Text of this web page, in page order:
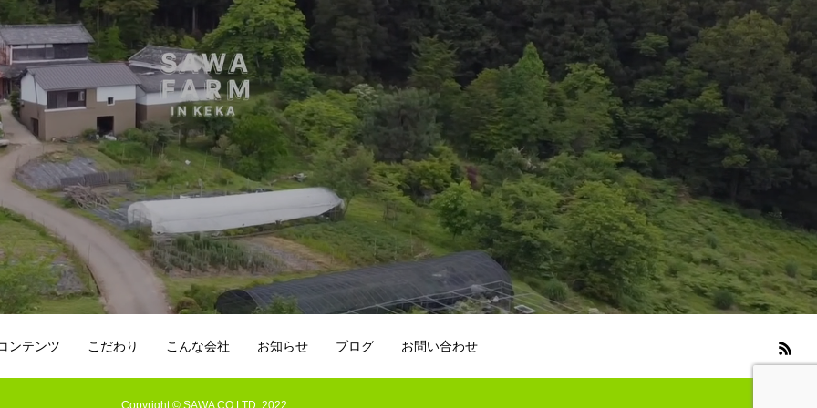
ンテンツ こだわり こんな会社 お知らせ ブログ お問い合わせ
Copyright © SAWA CO.LTD. 2022